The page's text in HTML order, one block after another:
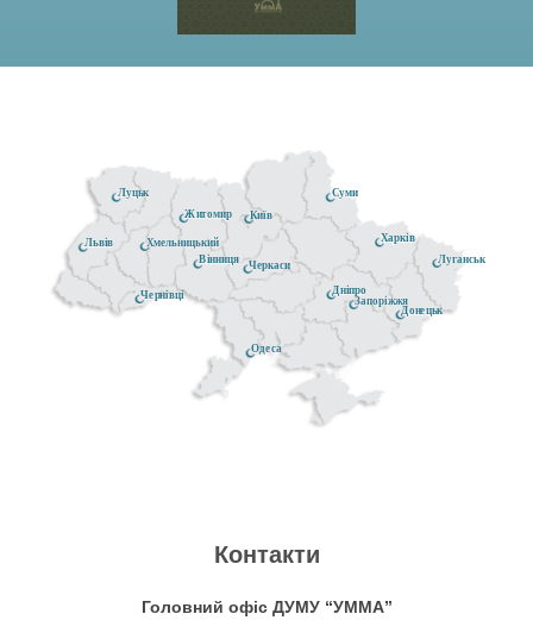
Донецьк
Житомир
Черкаси
Чернівці
Київ
Луганськ
Хмельницький
Луцьк
Дніпро
Одеса
Суми
Вінниця
Запоріжжя
Львів Харків
Контакти
Головний офіс ДУМУ “УММА”